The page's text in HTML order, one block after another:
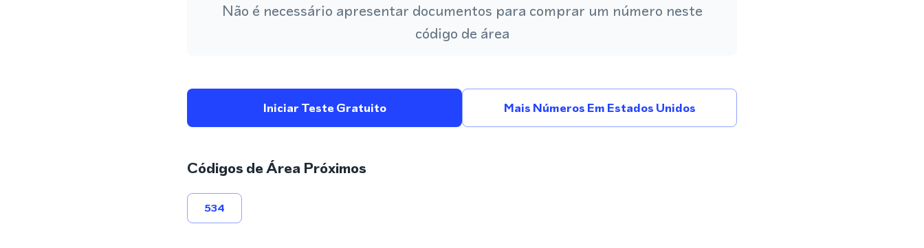
Não é necessário apresentar documentos para comprar um número neste
código de área
Iniciar Teste Gratuito Mais Números Em Estados Unidos
Códigos de Área Próximos
534